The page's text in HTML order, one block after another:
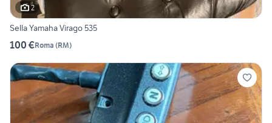
2
Sella Yamaha Virago 535
100 €Roma (RM)